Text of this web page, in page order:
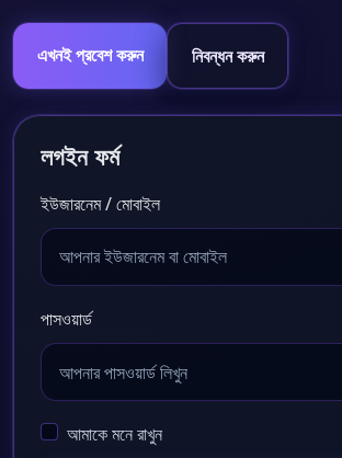
এখনই প্রবেশ করুন নিবন্ধন করুন
লগইন ফর্ম
ইউজারনেম / মোবাইল
পাসওয়ার্ড
আমাকে মনে রাখুন